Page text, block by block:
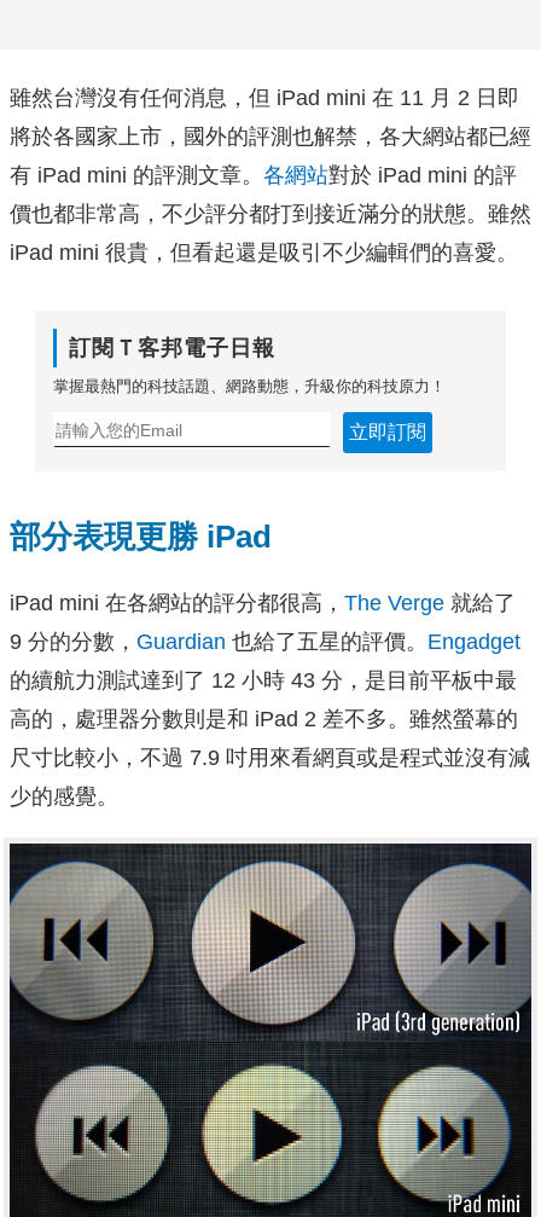
雖然台灣沒有任何消息，但 iPad mini 在 11 月 2 日即
將於各國家上市，國外的評測也解禁，各大網站都已經
有 iPad mini 的評測文章。 各網站對於 iPad mini 的評
價也都非常高，不少評分都打到接近滿分的狀態。雖然
iPad mini 很貴，但看起還是吸引不少編輯們的喜愛。
訂閱Ｔ客邦電子日報
掌握最熱門的科技話題、網路動態，升級你的科技原力！
立即訂閱
部分表現更勝 iPad
iPad mini 在各網站的評分都很高， The Verge 就給了
9 分的分數， Guardian 也給了五星的評價。 Engadget
的續航力測試達到了 12 小時 43 分，是目前平板中最
高的，處理器分數則是和 iPad 2 差不多。雖然螢幕的
尺寸比較小，不過 7.9 吋用來看網頁或是程式並沒有減
少的感覺。